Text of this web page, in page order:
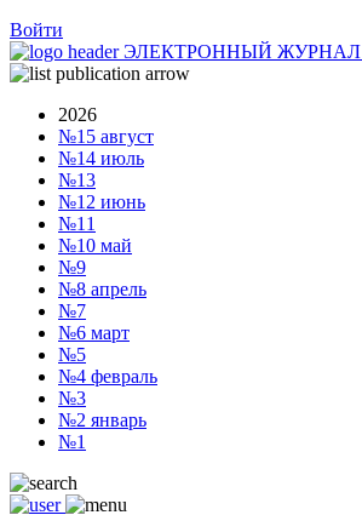
Войти
ЭЛЕКТРОННЫЙ ЖУРНАЛ
2026
№15 август
№14 июль
№13
№12 июнь
№11
№10 май
№9
№8 апрель
№7
№6 март
№5
№4 февраль
№3
№2 январь
№1